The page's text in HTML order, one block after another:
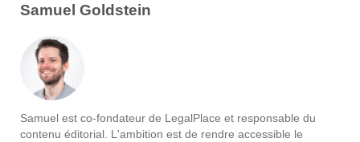
Samuel Goldstein
Samuel est co-fondateur de LegalPlace et responsable du
contenu éditorial. L'ambition est de rendre accessible le